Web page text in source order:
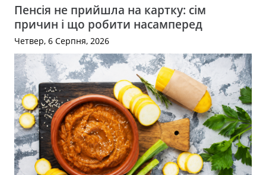
Пенсія не прийшла на картку: сім
причин і що робити насамперед
Четвер, 6 Серпня, 2026